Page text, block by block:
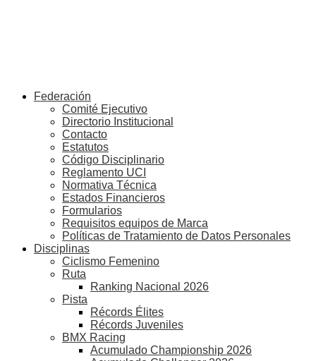
Federación
Comité Ejecutivo
Directorio Institucional
Contacto
Estatutos
Código Disciplinario
Reglamento UCI
Normativa Técnica
Estados Financieros
Formularios
Requisitos equipos de Marca
Políticas de Tratamiento de Datos Personales
Disciplinas
Ciclismo Femenino
Ruta
Ranking Nacional 2026
Pista
Récords Élites
Récords Juveniles
BMX Racing
Acumulado Championship 2026